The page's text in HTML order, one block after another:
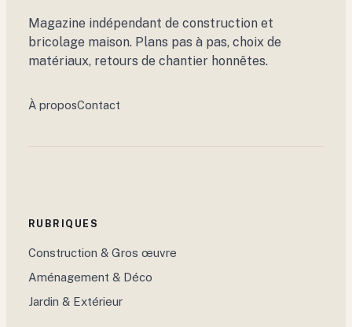
Magazine indépendant de construction et
bricolage maison. Plans pas à pas, choix de
matériaux, retours de chantier honnêtes.
À proposContact
RUBRIQUES
Construction & Gros œuvre
Aménagement & Déco
Jardin & Extérieur